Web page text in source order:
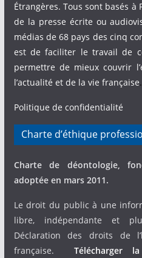
Étrangères. Tous sont basés
de la presse écrite ou
médias de 68 pays des cinq
est de faciliter le travail de
permettre de mieux couvrir
l’actualité et de la vie française.
Politique de confidentialité
Charte d’éthique
Charte de déontologie,
adoptée en mars 2011.
Le droit du public à une
libre, indépendante et
Déclaration des droits de
française. Télécharger